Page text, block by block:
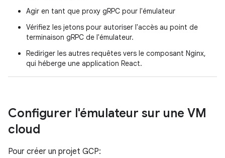
Agir en tant que proxy gRPC pour l'émulateur
Vérifiez les jetons pour autoriser l'accès au point de
terminaison gRPC de l'émulateur.
Rediriger les autres requêtes vers le composant Nginx,
qui héberge une application React.
Configurer l'émulateur sur une VM
cloud
Pour créer un projet GCP: